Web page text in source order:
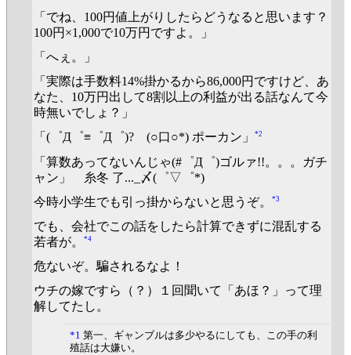
「でね、100円値上がりしたらどうなると思います？
100円×1,000で10万円ですよ。」
「へぇ。」
「実際は手数料14%掛かるから86,000円ですけど、あ
なた、10万円出して8割以上の利益が出る話なんて今
時無いでしょ？」
「(゜Д゜≡゜Д゜)? (○口○*) ポーカン」
*2
「算数あってないんじゃ(#゜Д゜)ゴルァ!!。。。ガチ
ャン」 糸冬 了..._〆(゜▽゜*)
今時小学生でも引っ掛からないと思うぞ。
*3
でも、会社でこの話をしたら計算できずに混乱する
若者が。
*4
危ないぞ。騙されるなよ！
ウチの嫁ですら（？）１回聞いて「あほ？」って理
解してたし。
*1 第一、ギャンブルは多少やるにしても、この手の利
殖話は大嫌い。